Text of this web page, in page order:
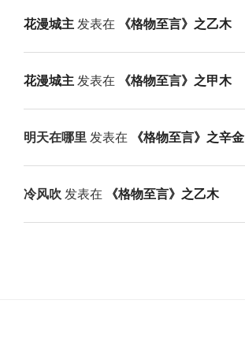
花漫城主发表在 《格物至言》之乙木
花漫城主发表在 《格物至言》之甲木
明天在哪里发表在 《格物至言》之辛金
冷风吹 发表在 《格物至言》之乙木